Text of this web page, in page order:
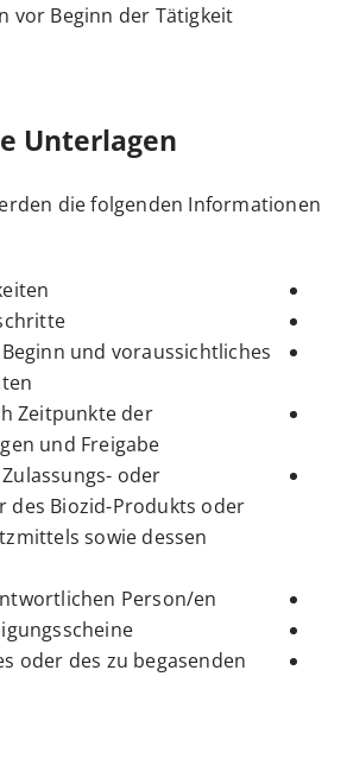
vor Beginn der Tätigkeit
Unterlagen
die folgenden Informationen
und voraussichtliches
Zeitpunkte der
und Freigabe,
oder
des Biozid-Produkts oder
sowie dessen
Person/en,
oder des zu begasenden